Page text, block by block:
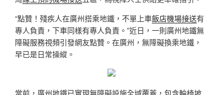
“點贊！殘疾人在廣州搭乘地鐵，不單上車飯店機場接送有
專人負責，下車同樣有專人負責。”近日，一則廣州地鐵無
障礙服務視頻引發網友點贊。在廣州，無障礙換乘地鐵，
早已是日常操縱。
當前，廣州地鐵已實現無障礙設施全域覆蓋，包含輪椅坡